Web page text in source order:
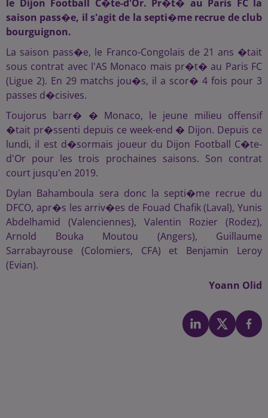
le Dijon Football C�te-d'Or. Pr�t� au Paris FC la
saison pass�e, il s'agit de la septi�me recrue de club
bourguignon.
La saison pass�e, le Franco-Congolais de 21 ans �tait
sous contrat avec l'AS Monaco mais pr�t� au Paris FC
(Ligue 2). En 29 matchs jou�s, il a scor� 4 fois pour 3
passes d�cisives.
Toujorus barr� � Monaco, le jeune milieu offensif
�tait pr�ssenti depuis ce week-end � Dijon. Depuis ce
lundi, il est d�sormais joueur du Dijon Football C�te-
d'Or pour les trois prochaines saisons. Son contrat
court jusqu'en 2019.
Dylan Bahamboula sera donc la septi�me recrue du
DFCO, apr�s les arriv�es de Fouad Chafik (Laval), Yunis
Abdelhamid (Valenciennes), Valentin Rozier (Rodez),
Arnold Bouka Moutou (Angers), Guillaume
Sarrabayrouse (Colomiers, CFA) et Benjamin Leroy
(Evian).
Yoann Olid